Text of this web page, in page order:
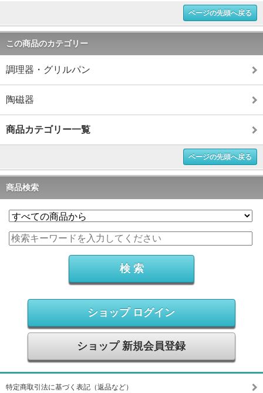
ページの先頭へ戻る
この商品のカテゴリー
調理器・グリルパン
陶磁器
商品カテゴリー一覧
ページの先頭へ戻る
商品検索
ショップ ログイン
ショップ 新規会員登録
特定商取引法に基づく表記（返品など）